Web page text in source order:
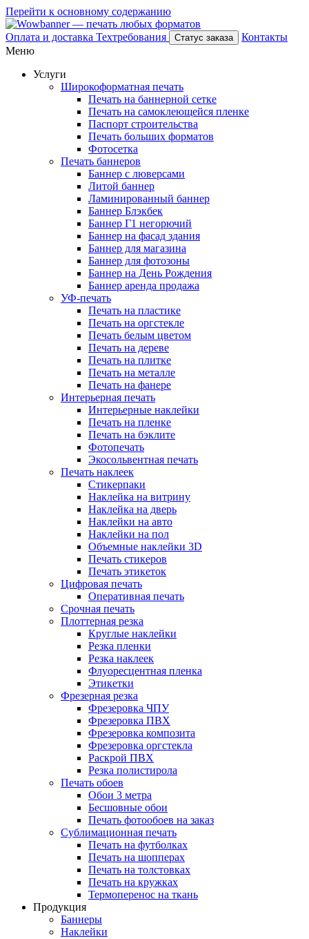
Перейти к основному содержанию
Оплата и доставка Техтребования Статус заказа
Контакты
Меню
Услуги
Широкоформатная печать
Печать на баннерной сетке
Печать на самоклеющейся пленке
Паспорт строительства
Печать больших форматов
Фотосетка
Печать баннеров
Баннер с люверсами
Литой баннер
Ламинированный баннер
Баннер Блэкбек
Баннер Г1 негорючий
Баннер на фасад здания
Баннер для магазина
Баннер для фотозоны
Баннер на День Рождения
Баннер аренда продажа
УФ-печать
Печать на пластике
Печать на оргстекле
Печать белым цветом
Печать на дереве
Печать на плитке
Печать на металле
Печать на фанере
Интерьерная печать
Интерьерные наклейки
Печать на пленке
Печать на бэклите
Фотопечать
Экосольвентная печать
Печать наклеек
Стикерпаки
Наклейка на витрину
Наклейка на дверь
Наклейки на авто
Наклейки на пол
Объемные наклейки 3D
Печать стикеров
Печать этикеток
Цифровая печать
Оперативная печать
Срочная печать
Плоттерная резка
Круглые наклейки
Резка пленки
Резка наклеек
Флуоресцентная пленка
Этикетки
Фрезерная резка
Фрезеровка ЧПУ
Фрезеровка ПВХ
Фрезеровка композита
Фрезеровка оргстекла
Раскрой ПВХ
Резка полистирола
Печать обоев
Обои 3 метра
Бесшовные обои
Печать фотообоев на заказ
Сублимационная печать
Печать на футболках
Печать на шопперах
Печать на толстовках
Печать на кружках
Термоперенос на ткань
Продукция
Баннеры
Наклейки